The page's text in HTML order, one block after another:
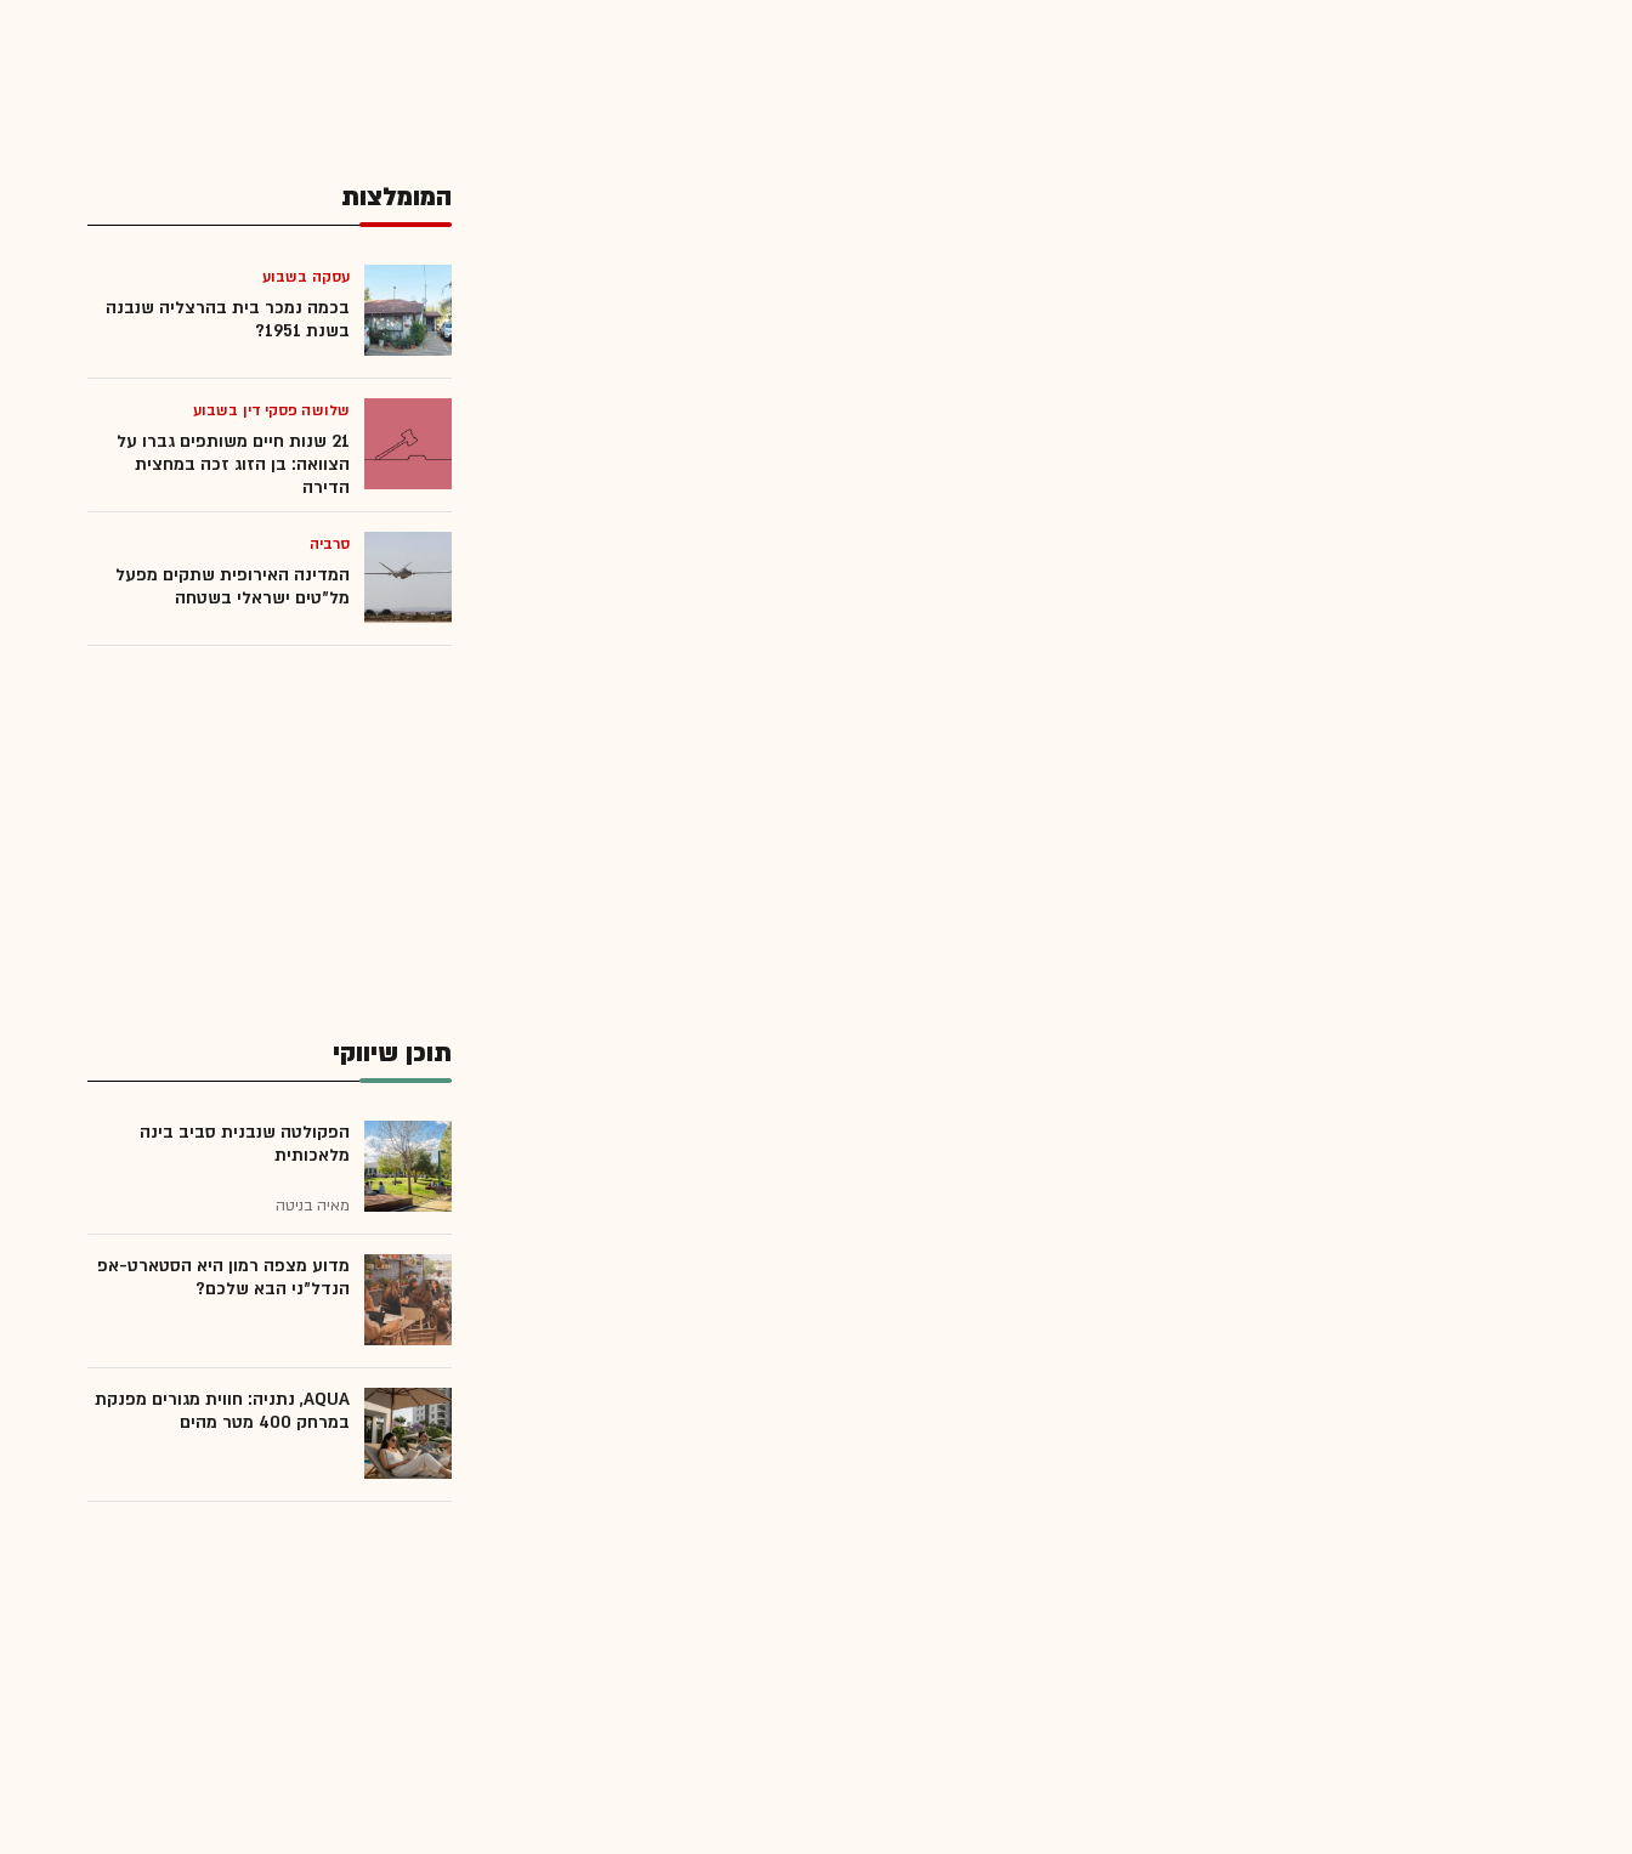
המומלצות
עסקה בשבוע
בכמה נמכר בית בהרצליה שנבנה
בשנת 1951?
שלושה פסקי דין בשבוע
21 שנות חיים משותפים גברו על
הצוואה: בן הזוג זכה במחצית
הדירה
סרביה
המדינה האירופית שתקים מפעל
מל"טים ישראלי בשטחה
תוכן שיווקי
הפקולטה שנבנית סביב בינה
מלאכותית
מאיה בניטה
מדוע מצפה רמון היא הסטארט-אפ
הנדל"ני הבא שלכם?
AQUA, נתניה: חווית מגורים מפנקת
במרחק 400 מטר מהים